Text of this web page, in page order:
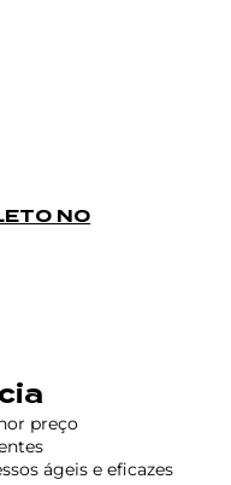
NO
preço
ágeis e eficazes